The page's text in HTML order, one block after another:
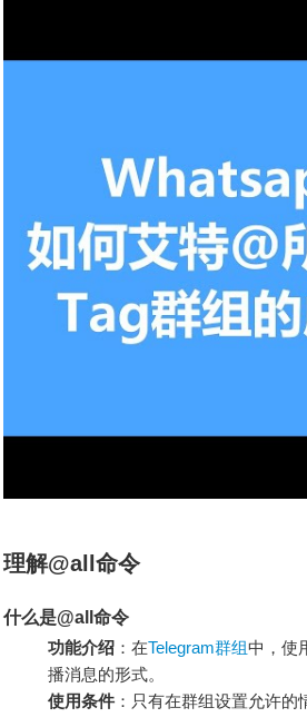
理解@all命令
什么是@all命令
功能介绍 ：在Telegram群组中，使
播消息的形式。
使用条件 ：只有在群组设置允许的